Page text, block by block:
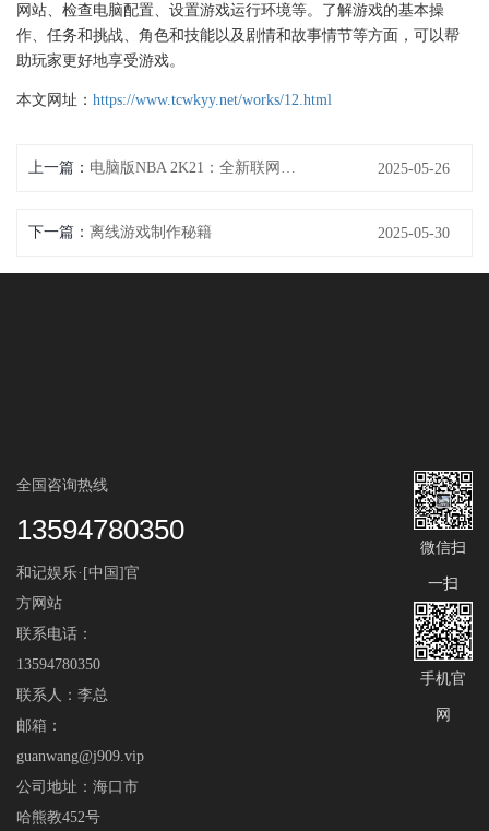
网站、检查电脑配置、设置游戏运行环境等。了解游戏的基本操
作、任务和挑战、角色和技能以及剧情和故事情节等方面，可以帮
助玩家更好地享受游戏。
本文网址： https://www.tcwkyy.net/works/12.html
上一篇： 2025-05-26
下一篇： 离线游戏制作秘籍 2025-05-30
全国咨询热线
13594780350
和记娱乐·[中国]官
方网站
联系电话：
13594780350
联系人：李总
邮箱：
guanwang@j909.vip
公司地址：海口市
哈熊教452号
微信扫
一扫
手机官
网